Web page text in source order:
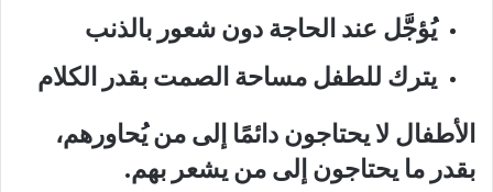
يُؤجَّل عند الحاجة دون شعور بالذنب
يترك للطفل مساحة الصمت بقدر الكلام
الأطفال لا يحتاجون دائمًا إلى من يُحاورهم،
بقدر ما يحتاجون إلى من يشعر بهم.